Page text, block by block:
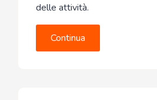
delle attività.
Continua